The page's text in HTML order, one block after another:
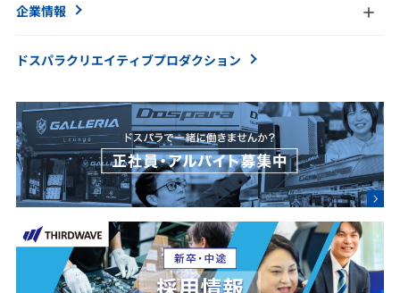
企業情報
ドスパラクリエイティブプロダクション